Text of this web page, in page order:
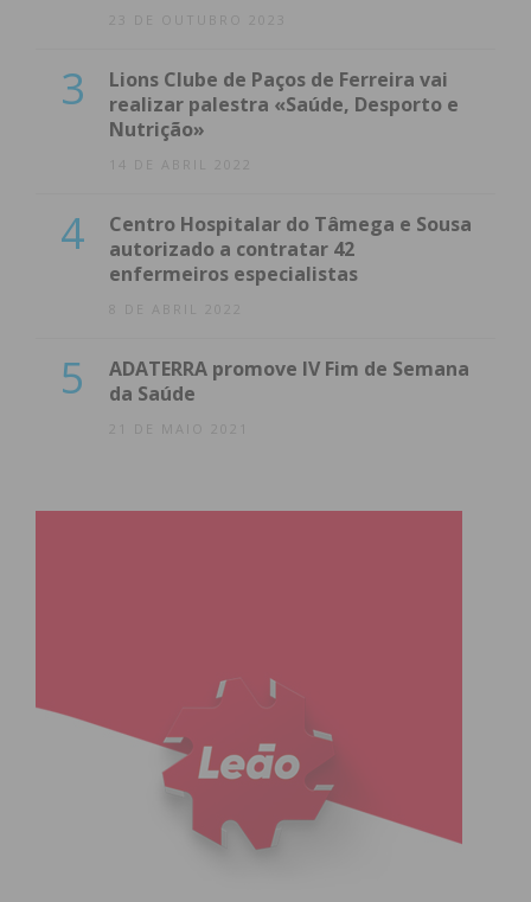
23 DE OUTUBRO 2023
3
Lions Clube de Paços de Ferreira vai
realizar palestra «Saúde, Desporto e
Nutrição»
14 DE ABRIL 2022
4
Centro Hospitalar do Tâmega e Sousa
autorizado a contratar 42
enfermeiros especialistas
8 DE ABRIL 2022
5
ADATERRA promove IV Fim de Semana
da Saúde
21 DE MAIO 2021